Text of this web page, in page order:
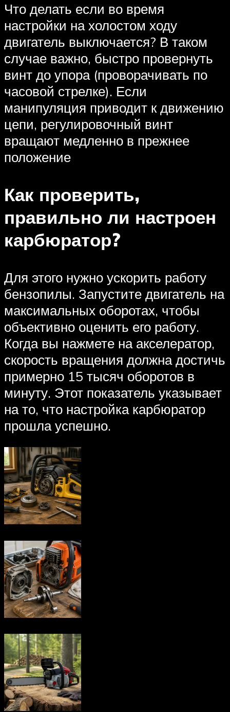
Что делать если во время
настройки на холостом ходу
двигатель выключается? В таком
случае важно, быстро провернуть
винт до упора (проворачивать по
часовой стрелке). Если
манипуляция приводит к движению
цепи, регулировочный винт
вращают медленно в прежнее
положение
Как проверить,
правильно ли настроен
карбюратор?
Для этого нужно ускорить работу
бензопилы. Запустите двигатель на
максимальных оборотах, чтобы
объективно оценить его работу.
Когда вы нажмете на акселератор,
скорость вращения должна достичь
примерно 15 тысяч оборотов в
минуту. Этот показатель указывает
на то, что настройка карбюратор
прошла успешно.